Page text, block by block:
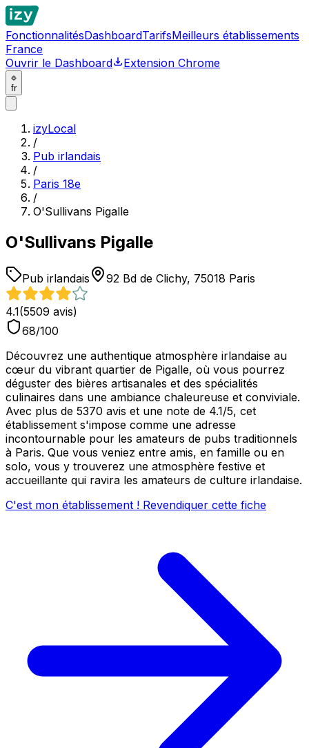
FonctionnalitésDashboardTarifsMeilleurs établissements
France
Ouvrir le Dashboard
Extension Chrome
fr
izyLocal
/
Pub irlandais
/
Paris 18e
/
O'Sullivans Pigalle
O'Sullivans Pigalle
Pub irlandais 92 Bd de Clichy, 75018 Paris
4.1(5509 avis)
68/100
Découvrez une authentique atmosphère irlandaise au
cœur du vibrant quartier de Pigalle, où vous pourrez
déguster des bières artisanales et des spécialités
culinaires dans une ambiance chaleureuse et conviviale.
Avec plus de 5370 avis et une note de 4.1/5, cet
établissement s'impose comme une adresse
incontournable pour les amateurs de pubs traditionnels
à Paris. Que vous veniez entre amis, en famille ou en
solo, vous y trouverez une atmosphère festive et
accueillante qui ravira les amateurs de culture irlandaise.
C'est mon établissement ! Revendiquer cette fiche